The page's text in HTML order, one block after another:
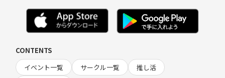
CONTENTS
イベント一覧
サークル一覧
推し活